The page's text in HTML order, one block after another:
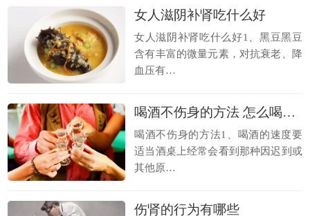
女人滋阴补肾吃什么好
女人滋阴补肾吃什么好1、黑豆黑豆
含有丰富的微量元素，对抗衰老、降
血压有…
喝酒不伤身的方法 怎么喝酒不伤身
喝酒不伤身的方法1、喝酒的速度要
适当酒桌上经常会看到那种因迟到或
其他原…
伤肾的行为有哪些